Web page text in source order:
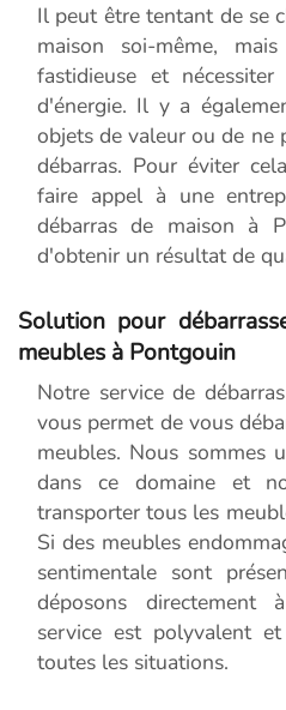
Il peut être tentant de se
maison soi-même,
fastidieuse et
d'énergie. Il y a
objets de valeur ou de ne
débarras. Pour éviter
faire appel à une
débarras de maison à
d'obtenir un résultat de
Solution pour
meubles à Pontgouin
Notre service de
vous permet de vous
meubles. Nous sommes
dans ce domaine et
transporter tous les
Si des meubles
sentimentale sont
déposons directement
service est polyvalent
toutes les situations.